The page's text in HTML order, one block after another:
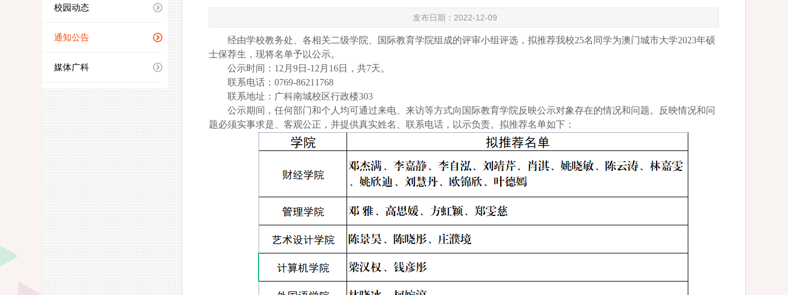
校园动态
通知公告
媒体广科
发布日期：2022-12-09
经由学校教务处、各相关二级学院、国际教育学院组成的评审小组评选，拟推荐我校25名同学为澳门城市大学2023年硕
士保荐生，现将名单予以公示。
公示时间： 12月9日-12月16日，共7天。
联系电话： 0769-86211768
联系地址：广科南城校区行政楼303
公示期间，任何部门和个人均可通过来电、来访等方式向国际教育学院反映公示对象存在的情况和问题。反映情况和问
题必须实事求是、客观公正，并提供真实姓名、联系电话，以示负责。拟推荐名单如下：